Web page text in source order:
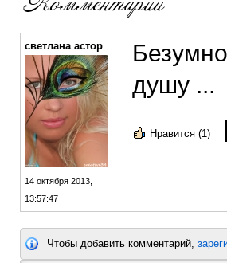
светлана астор
14 октября 2013,
13:57:47
душу ...
Нравится (1)
Чтобы добавить комментарий,